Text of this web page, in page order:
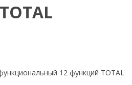
12 функций TOTAL